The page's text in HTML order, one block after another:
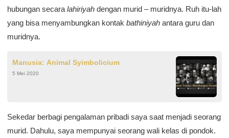
hubungan secara lahiriyah dengan murid – muridnya. Ruh itu-lah
yang bisa menyambungkan kontak bathiniyah antara guru dan
muridnya.
Manusia: Animal Syimbolicium
5 Mei 2020
Sekedar berbagi pengalaman pribadi saya saat menjadi seorang
murid. Dahulu, saya mempunyai seorang wali kelas di pondok.